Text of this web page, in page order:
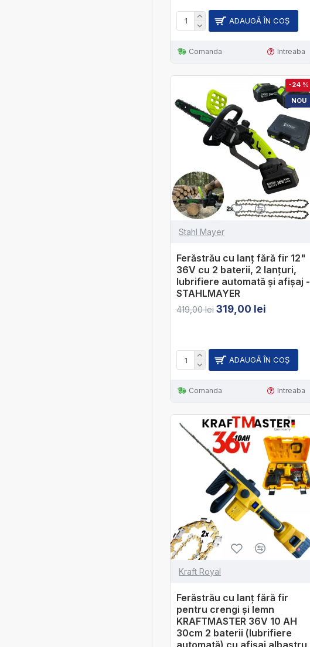
ADAUGĂ ÎN COŞ
Comanda Intreaba
NOU
-24 %
Stahl Mayer
Ferăstrău cu lanț fără fir 12"
36V cu 2 baterii, 2 lanțuri,
lubrifiere automată și afișaj -
STAHLMAYER
419,00 lei 319,00 lei
ADAUGĂ ÎN COŞ
Comanda Intreaba
Kraft Royal
Ferăstrău cu lanț fără fir
pentru crengi și lemn
KRAFTMASTER 36V 10 AH
30cm 2 baterii (lubrifiere
automată) cu afișaj albastru